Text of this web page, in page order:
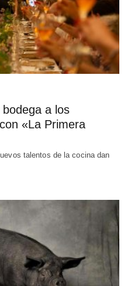
a los
«La Primera
talentos de la cocina dan